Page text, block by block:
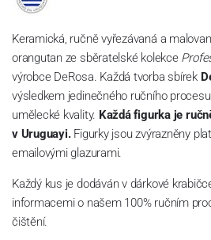
Keramická, ručně vyřezávaná a
orangutan ze sběratelské kolekce
výrobceDeRosa. Každá tvorba sbírek
výsledkem jedinečného ručního
umělecké kvality. Každá figurka je
v Uruguayi. Figurky jsou zvýrazněny
emailovými glazurami.
Každý kus je dodáván v dárkové
informacemi o našem 100% ručním
čištění.